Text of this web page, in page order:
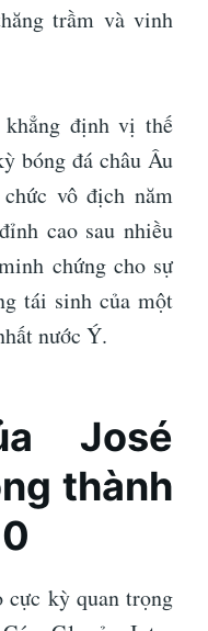
trầm và vinh
định vị thế
bóng đá châu Âu
vô địch năm
cao sau nhiều
chứng cho sự
tái sinh của một
nước Ý.
José
thành
cực kỳ quan trọng